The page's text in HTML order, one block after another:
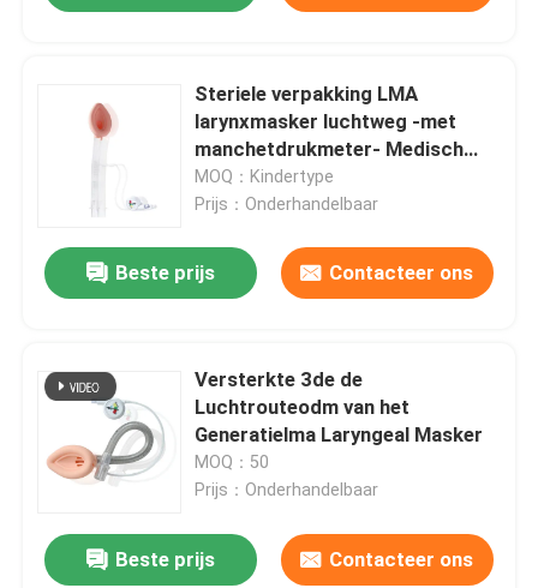
Steriele verpakking LMA
larynxmasker luchtweg -met
manchetdrukmeter- Medisch
siliconen - CE & ISO
gecertificeerd
MOQ：Kindertype
Prijs：Onderhandelbaar
Beste prijs Contacteer ons
Versterkte 3de de
Luchtrouteodm van het
Generatielma Laryngeal Masker
MOQ：50
Prijs：Onderhandelbaar
Beste prijs Contacteer ons